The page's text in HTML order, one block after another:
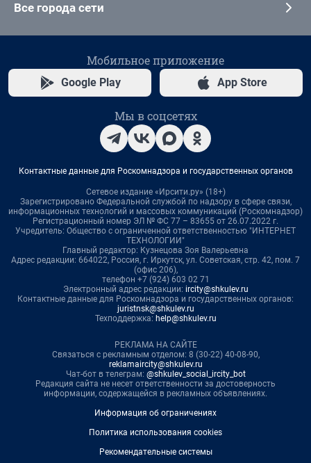
Все города сети
Мобильное приложение
Google Play App Store
Мы в соцсетях
Контактные данные для Роскомнадзора и государственных органов
Сетевое издание «Ирсити.ру» (18+)
Зарегистрировано Федеральной службой по надзору в сфере связи,
информационных технологий и массовых коммуникаций (Роскомнадзор)
Регистрационный номер ЭЛ № ФС 77 – 83655 от 26.07.2022 г.
Учредитель: Общество с ограниченной ответственностью "ИНТЕРНЕТ
ТЕХНОЛОГИИ"
Главный редактор: Кузнецова Зоя Валерьевна
Адрес редакции: 664022, Россия, г. Иркутск, ул. Советская, стр. 42, пом. 7
(офис 206),
телефон +7 (924) 603 02 71
Электронный адрес редакции: ircity@shkulev.ru
Контактные данные для Роскомнадзора и государственных органов:
juristnsk@shkulev.ru
Техподдержка: help@shkulev.ru
РЕКЛАМА НА САЙТЕ
Связаться с рекламным отделом: 8 (30-22) 40-08-90,
reklamaircity@shkulev.ru
Чат-бот в телеграм: @shkulev_social_ircity_bot
Редакция сайта не несет ответственности за достоверность
информации, содержащейся в рекламных объявлениях.
Информация об ограничениях
Политика использования cookies
Рекомендательные системы